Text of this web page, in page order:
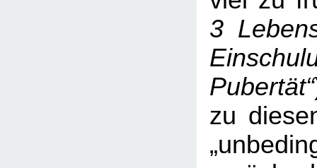
3
Pubertät“
zu